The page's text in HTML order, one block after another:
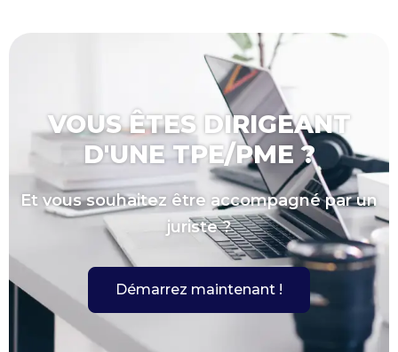
VOUS ÊTES DIRIGEANT
D'UNE TPE/PME ?
Et vous souhaitez être accompagné par un
juriste ?
Démarrez maintenant !